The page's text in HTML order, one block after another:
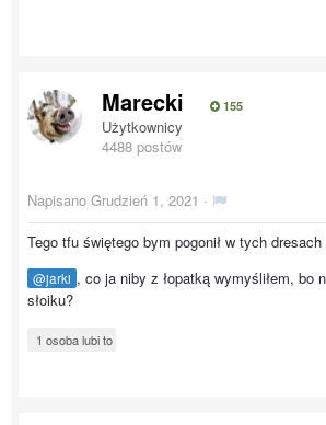
Marecki 155
Użytkownicy
4488 postów
Napisano Grudzień 1, 2021 ·
Tego tfu świętego bym pogonił w tych
@jarki , co ja niby z łopatką wymyśliłem, bo
słoiku?
1 osoba lubi to